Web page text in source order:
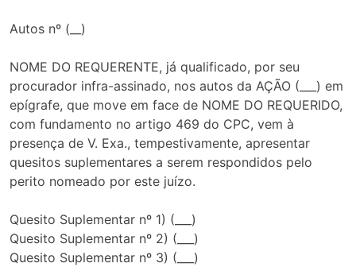
Autos nº (__)
NOME DO REQUERENTE, já qualificado, por seu
procurador infra-assinado, nos autos da AÇÃO (___) em
epígrafe, que move em face de NOME DO REQUERIDO,
com fundamento no artigo 469 do CPC, vem à
presença de V. Exa., tempestivamente, apresentar
quesitos suplementares a serem respondidos pelo
perito nomeado por este juízo.
Quesito Suplementar nº 1) (___)
Quesito Suplementar nº 2) (___)
Quesito Suplementar nº 3) (___)